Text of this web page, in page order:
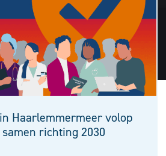
Haarlemmermeer volop
richting 2030